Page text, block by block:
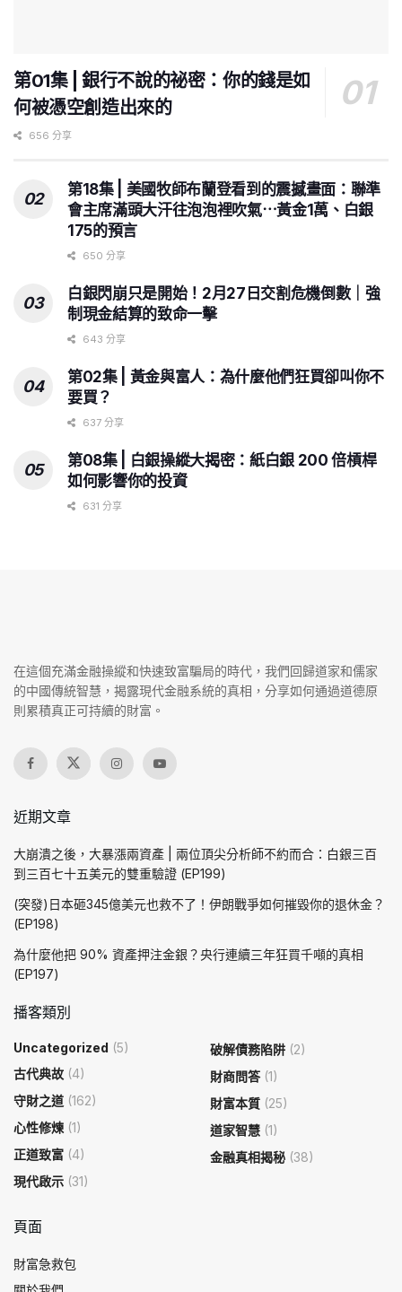
第01集 | 銀行不說的祕密：你的錢是如
何被憑空創造出來的
656 分享
第18集 | 美國牧師布蘭登看到的震撼畫面：聯準
會主席滿頭大汗往泡泡裡吹氣⋯黃金1萬、白銀
175的預言
650 分享
白銀閃崩只是開始！2月27日交割危機倒數｜強
制現金結算的致命一擊
643 分享
第02集 | 黃金與富人：為什麼他們狂買卻叫你不
要買？
637 分享
第08集 | 白銀操縱大揭密：紙白銀 200 倍槓桿
如何影響你的投資
631 分享
在這個充滿金融操縱和快速致富騙局的時代，我們回歸道家和儒家
的中國傳統智慧，揭露現代金融系統的真相，分享如何通過道德原
則累積真正可持續的財富。
近期文章
大崩潰之後，大暴漲兩資產 | 兩位頂尖分析師不約而合：白銀三百
到三百七十五美元的雙重驗證 (EP199)
(突發)日本砸345億美元也救不了！伊朗戰爭如何摧毀你的退休金？
(EP198)
為什麼他把 90% 資產押注金銀？央行連續三年狂買千噸的真相
(EP197)
播客類別
Uncategorized (5)
古代典故 (4)
守財之道 (162)
心性修煉 (1)
正道致富 (4)
現代啟示 (31)
破解債務陷阱 (2)
財商問答(1)
財富本質 (25)
道家智慧 (1)
金融真相揭秘 (38)
頁面
財富急救包